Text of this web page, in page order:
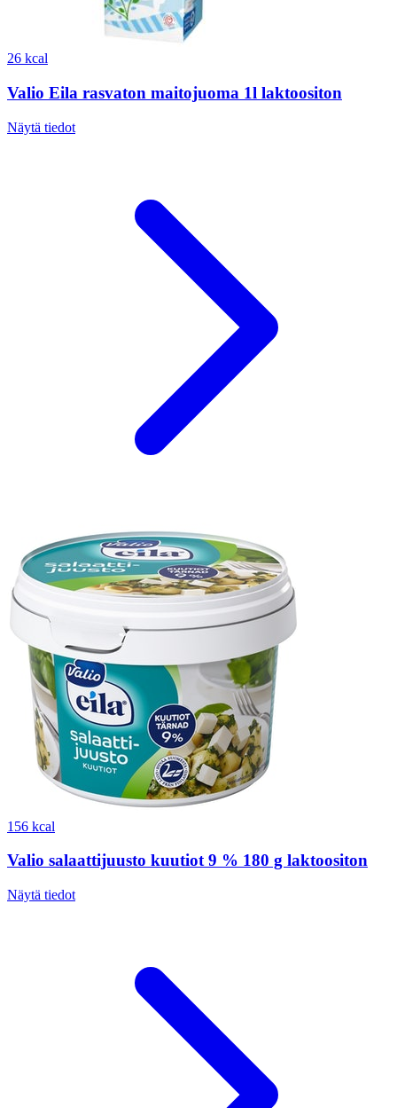
26 kcal
Valio Eila rasvaton maitojuoma 1l laktoositon
Näytä tiedot
156 kcal
Valio salaattijuusto kuutiot 9 % 180 g laktoositon
Näytä tiedot